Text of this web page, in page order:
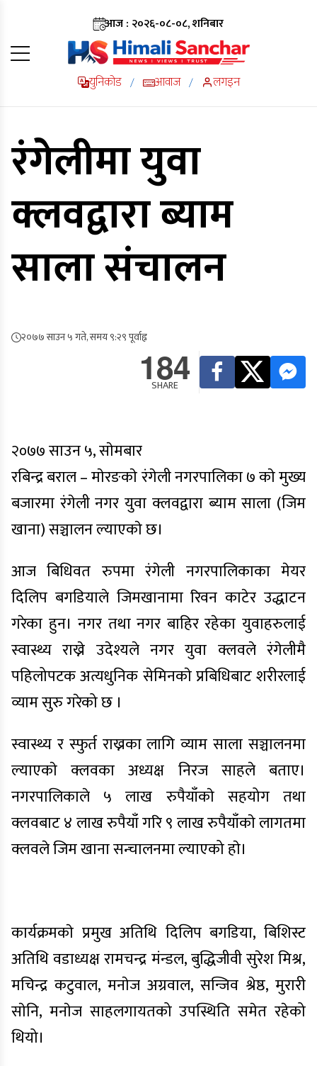
आज : २०२६-०८-०८, शनिबार
युनिकोड / आवाज / लगइन
रंगेलीमा युवा
क्लवद्वारा ब्याम
साला संचालन
२०७७ साउन ५ गते, समय ९:२९ पूर्वाह्न
184
SHARE
२०७७ साउन ५, साेमबार
रबिन्द्र बराल – माेरङकाे रंगेली नगरपालिका ७ काे मुख्य
बजारमा रंगेली नगर युवा क्लवद्वारा ब्याम साला (जिम
खाना) सञ्चालन ल्याएकाे छ।
आज बिधिवत रुपमा रंगेली नगरपालिकाका मेयर
दिलिप बगडियाले जिमखानामा रिवन काटेर उद्धाटन
गरेका हुन। नगर तथा नगर बाहिर रहेका युवाहरुलाई
स्वास्थ्य राख्ने उदेश्यले नगर युवा क्लवले रंगेलीमै
पहिलोपटक अत्यधुनिक सेमिनकाे प्रबिधिबाट शरीरलाई
व्याम सुरु गरेको छ ।
स्वास्थ्य र स्फुर्त राख्नका लागि व्याम साला सञ्चालनमा
ल्याएकाे क्लवका अध्यक्ष निरज साहले बताए।
नगरपालिकाले ५ लाख रुपैयाँकाे सहयोग तथा
क्लवबाट ४ लाख रुपैयाँ गरि ९ लाख रुपैयाँकाे लागतमा
क्लवले जिम खाना सन्चालनमा ल्याएको हाे।
कार्यक्रमकाे प्रमुख अतिथि दिलिप बगडिया, बिशिस्ट
अतिथि वडाध्यक्ष रामचन्द्र मंन्डल, बुद्धिजीवी सुरेश मिश्र,
मचिन्द्र कटुवाल, मनाेज अग्रवाल, सन्जिव श्रेष्ठ, मुरारी
साेनि, मनाेज साहलगायतको उपस्थिति समेत रहेको
थियो।